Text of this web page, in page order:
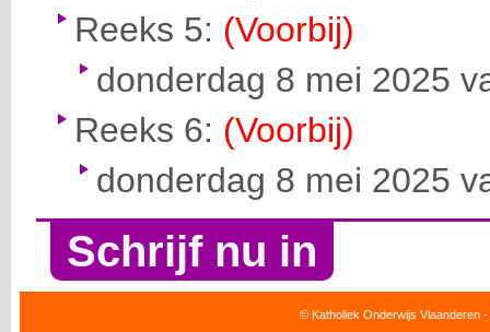
Reeks 5: (Voorbij)
donderdag 8 mei 2025
Reeks 6: (Voorbij)
donderdag 8 mei 2025
Schrijf nu in
© Katholiek Onderwijs Vlaanderen